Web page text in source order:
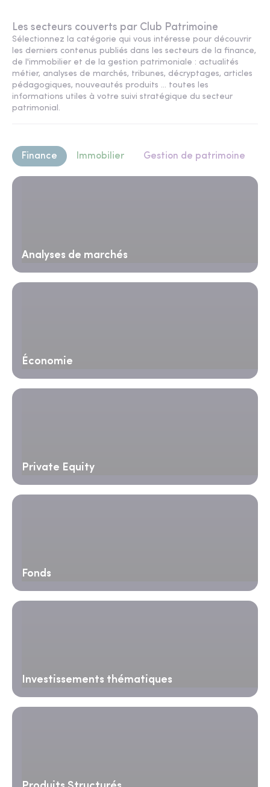
Les secteurs couverts par Club Patrimoine
Sélectionnez la catégorie qui vous intéresse pour découvrir
les derniers contenus publiés dans les secteurs de la finance,
de l'immobilier et de la gestion patrimoniale : actualités
métier, analyses de marchés, tribunes, décryptages, articles
pédagogiques, nouveautés produits ... toutes les
informations utiles à votre suivi stratégique du secteur
patrimonial.
Finance Immobilier Gestion de patrimoine
Analyses de marchés
Économie
Private Equity
Fonds
Investissements thématiques